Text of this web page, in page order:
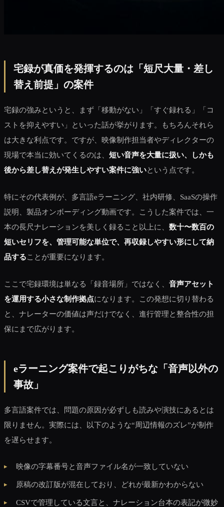
宅録が真価を発揮するのは「短尺大量・差し
替え前提」の案件
宅録の強みというと、まず「移動がない」「すぐ録れる」「コ
ストを抑えやすい」といった話が挙がります。もちろんそれら
は大きな利点です。ですが、映像制作担当者やディレクターの
現場で本当に効いてくるのは、 短い音声を大量に扱い、しかも
後から差し替えが発生しやすい案件に強いという点です。
特にその代表例が、多言語eラーニング、社内研修、SaaSの操作
説明、製品オンボーディング動画です。こうした案件では、一
本の長尺ナレーションを美しく録ること以上に、 数十〜数百の
短いセリフを、管理可能な単位で、再収録しやすい形にして納
品することが重要になります。
ここで宅録環境は単なる「録音場所」ではなく、 音声アセット
を運用する小さな制作拠点になります。この発想に切り替わる
と、ナレーターの価値は声だけでなく、進行管理と整合性の担
保にまで広がります。
eラーニング案件で起こりがちな「音声以外の
事故」
多言語案件では、問題の原因が必ずしも読みや演技にあるとは
限りません。実際には、以下のような“周辺情報のズレ”が制作
を遅らせます。
映像の字幕番号と音声ファイル名が一致していない
原稿の改訂版が混在しており、どれが最新かわからない
CSVで管理している文言と、ナレーション台本の表記が微妙